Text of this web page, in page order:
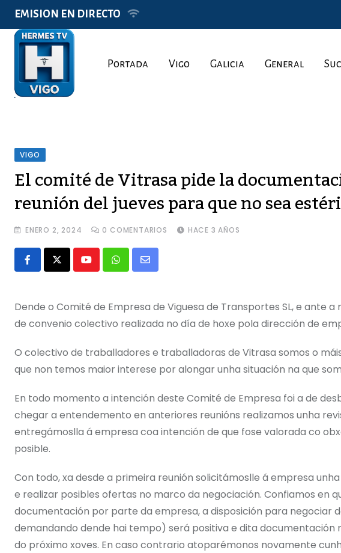
Skip
content
EMISION EN DIRECTO
Portada Vigo Galicia General
VIGO
El comité de Vitrasa pide la
reunión del jueves para que no sea
ENERO 2, 2024 0 COMENTARIOS HACE 3 AÑOS
YoutubeWhatsapp
Share
Email
Dende o Comité de Empresa de Viguesa de Transportes SL, e ante
de convenio colectivo realizada no día de hoxe pola dirección de
O colectivo de traballadores e traballadoras de Vitrasa somos o
que non temos maior interese por alongar unha situación na que
En todo momento a intención deste Comité de Empresa foi a de
chegar a entendemento en anteriores reunións realizamos unha
entregámoslla á empresa coa intención de que fose valorada co
posible.
Con todo, xa desde a primeira reunión solicitámoslle á empresa
e realizar posibles ofertas no marco da negociación. Confiamos en
documentación por parte da empresa, a disposición para negociar
demandando dende hai tempo) será positiva e dita documentación
do próximo xoves. En caso contrario atoparémonos novamente